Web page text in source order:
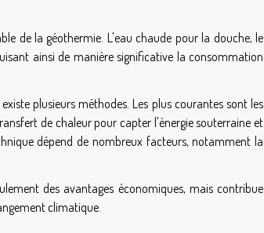
de la géothermie. L'eau chaude pour la douche, le
ainsi de manière significative la consommation
plusieurs méthodes. Les plus courantes sont les
de chaleur pour capter l'énergie souterraine et
dépend de nombreux facteurs, notamment la
des avantages économiques, mais contribue
climatique.